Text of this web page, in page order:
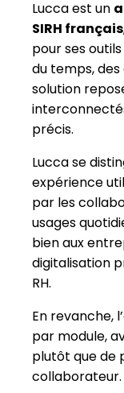
Lucca est un
SIRH français
pour ses
du temps,
solution
précis.
Lucca se
expérience
par les
usages
bien aux
digitalisation
RH.
En revanche,
par module,
plutôt que de
collaborateur.